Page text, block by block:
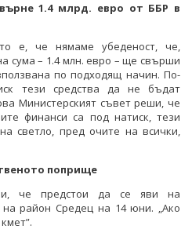
1.4 млрд. евро от ББР в
е, че нямаме убеденост, че,
сума – 1.4 млн. евро – ще свърши
по подходящ начин. По-
тези средства да не бъдат
Министерският съвет реши, че
финанси са под натиск, тези
светло, пред очите на всички,
поприще
че предстои да се яви на
район Средец на 14 юни. „Ако